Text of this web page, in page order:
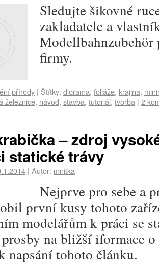
Sledujte šikovné
zakladatele a
firmy.
přírody | Štítky: diorama, foliáže, krajina,
železnice, návod, stavba, tutoriál, tvorba | 2
– zdroj
statické trávy
| Autor: mnitka
Nejprve pro sebe a
první kusy tohoto
modelářům k práci se
na bližší iformace
napsání tohoto článku.